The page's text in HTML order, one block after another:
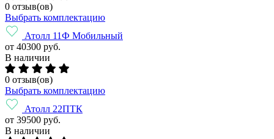
0 отзыв(ов)
Выбрать комплектацию
Атолл 11Ф Мобильный
от 40300 руб.
В наличии
0 отзыв(ов)
Выбрать комплектацию
Атолл 22ПТК
от 39500 руб.
В наличии